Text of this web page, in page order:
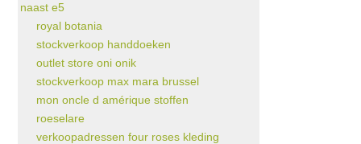
naast e5
royal botania
stockverkoop handdoeken
outlet store oni onik
stockverkoop max mara brussel
mon oncle d amérique stoffen
roeselare
verkoopadressen four roses kleding